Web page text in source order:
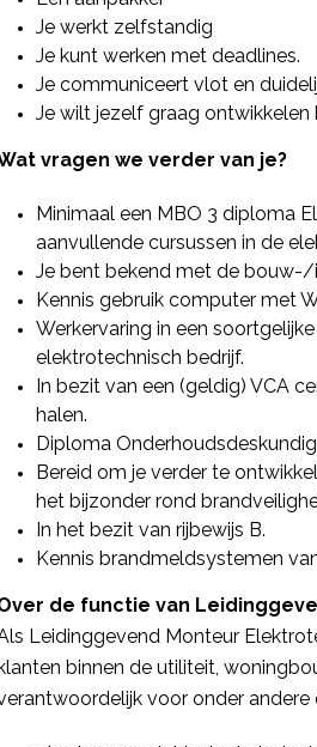
Je werkt zelfstandig
Je kunt werken met deadlines.
Je communiceert vlot en
Je wilt jezelf graag ontwikkelen
vragen we verder van je?
Minimaal een MBO 3 diploma
aanvullende cursussen in de
Je bent bekend met de
Kennis gebruik computer met
Werkervaring in een
elektrotechnisch bedrijf.
In bezit van een (geldig) VCA
halen.
Diploma
Bereid om je verder te
het bijzonder rond
In het bezit van rijbewijs B.
Kennis brandmeldsystemen
de functie van
Leidinggevend Monteur
binnen de utiliteit,
voor onder